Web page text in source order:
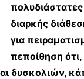
πολυδιάστατες
διαρκής
για
πεποίθηση
δυσκολιών,